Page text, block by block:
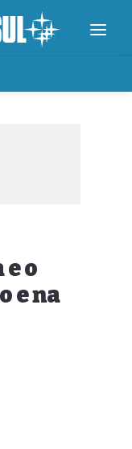
o
e na